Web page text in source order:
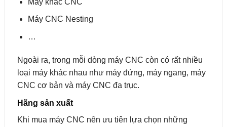
Máy CNC Nesting
…
Ngoài ra, trong mỗi dòng máy CNC còn có rất nhiều
loại máy khác nhau như máy đứng, máy ngang, máy
CNC cơ bản và máy CNC đa trục.
Hãng sản xuất
Khi mua máy CNC nên ưu tiên lựa chọn những